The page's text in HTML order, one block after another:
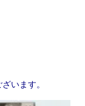
います。